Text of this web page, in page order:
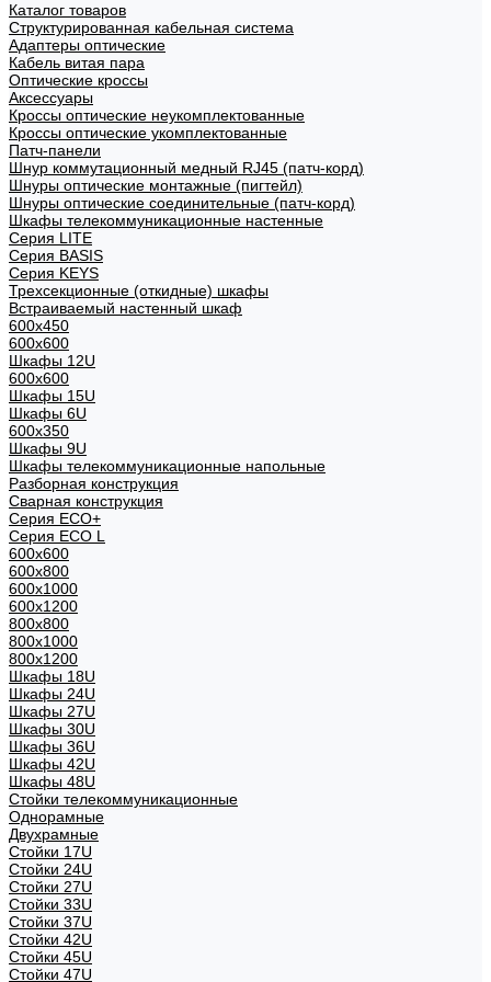
Каталог товаров
Структурированная кабельная система
Адаптеры оптические
Кабель витая пара
Оптические кроссы
Аксессуары
Кроссы оптические неукомплектованные
Кроссы оптические укомплектованные
Патч-панели
Шнур коммутационный медный RJ45 (патч-корд)
Шнуры оптические монтажные (пигтейл)
Шнуры оптические соединительные (патч-корд)
Шкафы телекоммуникационные настенные
Cерия LITE
Cерия BASIS
Cерия KEYS
Трехсекционные (откидные) шкафы
Встраиваемый настенный шкаф
600x450
600x600
Шкафы 12U
600x600
Шкафы 15U
Шкафы 6U
600x350
Шкафы 9U
Шкафы телекоммуникационные напольные
Разборная конструкция
Сварная конструкция
Серия ECO+
Серия ECO L
600x600
600x800
600х1000
600х1200
800x800
800х1000
800х1200
Шкафы 18U
Шкафы 24U
Шкафы 27U
Шкафы 30U
Шкафы 36U
Шкафы 42U
Шкафы 48U
Стойки телекоммуникационные
Однорамные
Двухрамные
Стойки 17U
Стойки 24U
Стойки 27U
Стойки 33U
Стойки 37U
Стойки 42U
Стойки 45U
Стойки 47U